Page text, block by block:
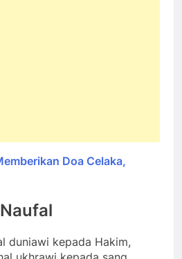
Doa Celaka,
duniawi kepada Hakim,